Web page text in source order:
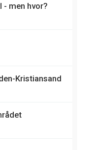
- men hvor?
Kristiansand